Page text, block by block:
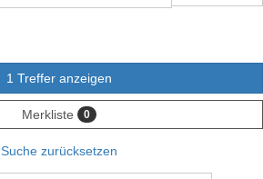
1 Treffer anzeigen
Merkliste 0
Suche zurücksetzen